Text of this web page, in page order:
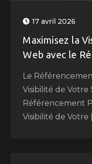
17 avril 2026
Maximisez la
Web avec le
Le
Visibilité de Votre
Référencement
Visibilité de Votre